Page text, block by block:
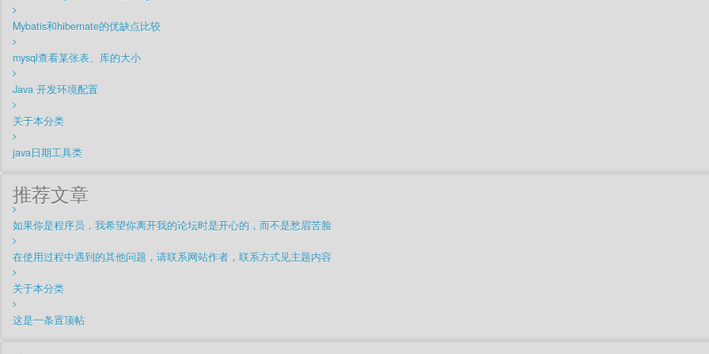
Mybatis和hibernate的优缺点比较
mysql查看某张表、库的大小
Java 开发环境配置
关于本分类
java日期工具类
推荐文章
如果你是程序员，我希望你离开我的论坛时是开心的，而不是愁眉苦脸
在使用过程中遇到的其他问题，请联系网站作者，联系方式见主题内容
关于本分类
这是一条置顶帖